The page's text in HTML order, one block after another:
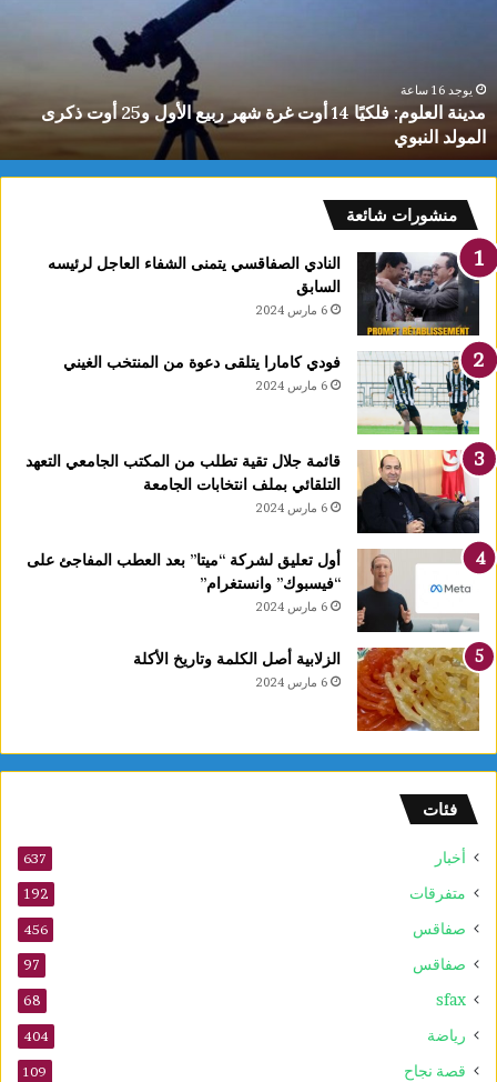
ربيع
الأول
و25
أوت
ذكرى
المولد
النبوي
يوجد 16 ساعة
مدينة العلوم: فلكيًا 14 أوت غرة شهر ربيع الأول و25 أوت ذكرى
المولد النبوي
منشورات شائعة
النادي الصفاقسي يتمنى الشفاء العاجل لرئيسه
السابق
6 مارس 2024
فودي كامارا يتلقى دعوة من المنتخب الغيني
6 مارس 2024
قائمة جلال تقية تطلب من المكتب الجامعي التعهد
التلقائي بملف انتخابات الجامعة
6 مارس 2024
أول تعليق لشركة “ميتا” بعد العطب المفاجئ على
“فيسبوك” وانستغرام”
6 مارس 2024
الزلابية أصل الكلمة وتاريخ الأكلة
6 مارس 2024
فئات
أخبار 637
متفرقات 192
صفاقس 456
صفاقس 97
sfax
68
رياضة 404
قصة نجاح 109